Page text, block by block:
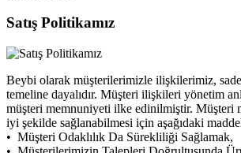
Satış Politikamız
Beybi olarak müşterilerimizle ilişkilerimiz,
temeline dayalıdır. Müşteri ilişkileri yönetim
müşteri memnuniyeti ilke edinilmiştir. Müşteri
iyi şekilde sağlanabilmesi için aşağıdaki
• Müşteri Odaklılık Da Sürekliliği Sağlamak,